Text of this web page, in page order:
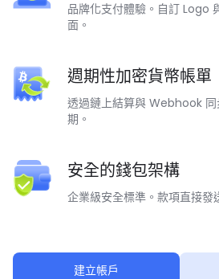
品牌化支付體驗。自訂 Logo
面。
週期性加密貨幣帳單
透過鏈上結算與 Webhook 同
期。
安全的錢包架構
企業級安全標準。款項直接發
建立帳戶